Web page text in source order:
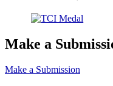
Make a
Make a Submission